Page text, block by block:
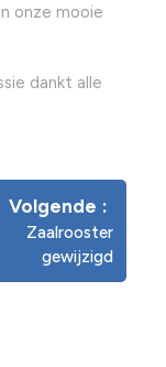
onze mooie
dankt alle
Volgende
Zaalrooster
gewijzigd